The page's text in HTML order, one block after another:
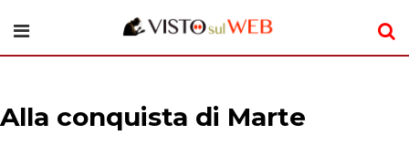
Alla conquista di Marte